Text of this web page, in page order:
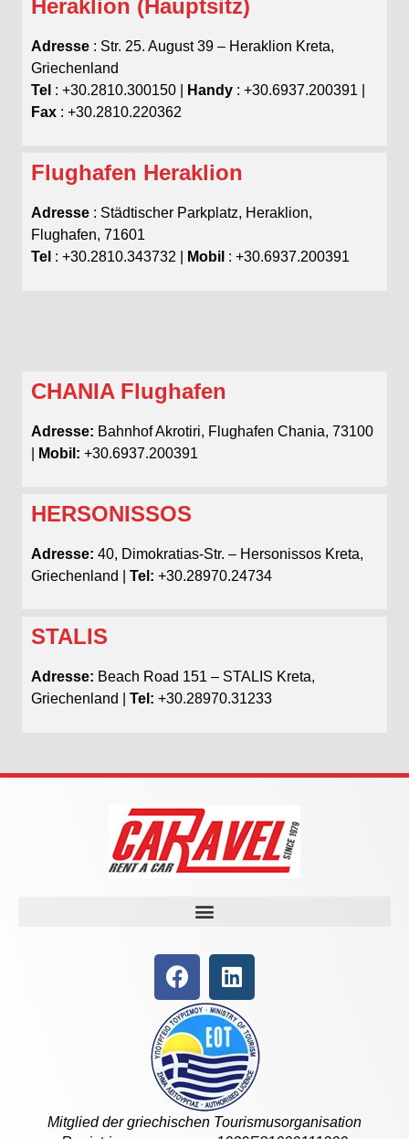
Heraklion (Hauptsitz)
Adresse : Str. 25. August 39 – Heraklion Kreta,
Griechenland
Tel : +30.2810.300150 | Handy : +30.6937.200391 |
Fax : +30.2810.220362
Flughafen Heraklion
Adresse : Städtischer Parkplatz, Heraklion,
Flughafen, 71601
Tel : +30.2810.343732 | Mobil : +30.6937.200391
CHANIA Flughafen
Adresse: Bahnhof Akrotiri, Flughafen Chania, 73100
Mobil: +30.6937.200391
HERSONISSOS
Adresse: 40, Dimokratias-Str. – Hersonissos Kreta,
Griechenland | Tel: +30.28970.24734
STALIS
Adresse: Beach Road 151 – STALIS Kreta,
Griechenland | Tel: +30.28970.31233
Mitglied der griechischen Tourismusorganisation